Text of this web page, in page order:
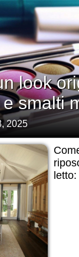
look
smalti
2025